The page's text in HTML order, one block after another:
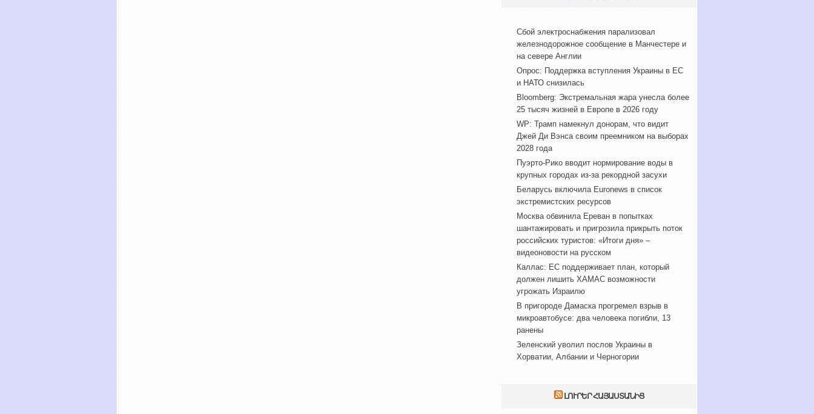
Сбой электроснабжения парализовал
железнодорожное сообщение в Манчестере и
на севере Англии
Опрос: Поддержка вступления Украины в ЕС
и НАТО снизилась
Bloomberg: Экстремальная жара унесла более
25 тысяч жизней в Европе в 2026 году
WP: Трамп намекнул донорам, что видит
Джей Ди Вэнса своим преемником на выборах
2028 года
Пуэрто-Рико вводит нормирование воды в
крупных городах из-за рекордной засухи
Беларусь включила Euronews в список
экстремистских ресурсов
Москва обвинила Ереван в попытках
шантажировать и пригрозила прикрыть поток
российских туристов: «Итоги дня» –
видеоновости на русском
Каллас: ЕС поддерживает план, который
должен лишить ХАМАС возможности
угрожать Израилю
В пригороде Дамаска прогремел взрыв в
микроавтобусе: два человека погибли, 13
ранены
Зеленский уволил послов Украины в
Хорватии, Албании и Черногории
ԼՈՒՐԵՐ ՀԱՅԱՍՏԱՆԻՑ